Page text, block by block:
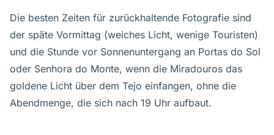
Die besten Zeiten für zurückhaltende Fotografie sind
der späte Vormittag (weiches Licht, wenige Touristen)
und die Stunde vor Sonnenuntergang an Portas do Sol
oder Senhora do Monte, wenn die Miradouros das
goldene Licht über dem Tejo einfangen, ohne die
Abendmenge, die sich nach 19 Uhr aufbaut.